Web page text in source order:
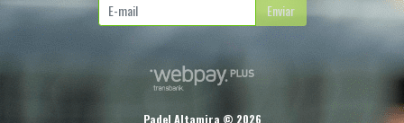
Enviar
Padel Altamira © 2026